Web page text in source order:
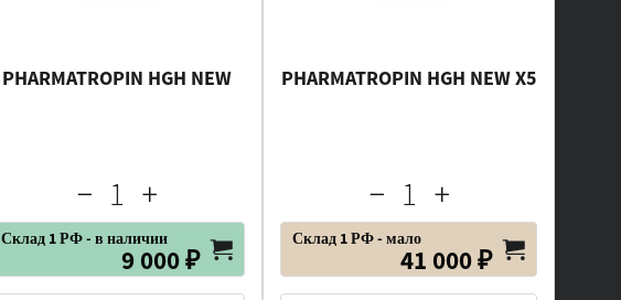
PHARMATROPIN HGH NEW
Склад 1 РФ - в наличии
9 000 ₽
PHARMATROPIN HGH NEW X5
Склад 1 РФ - мало
41 000 ₽